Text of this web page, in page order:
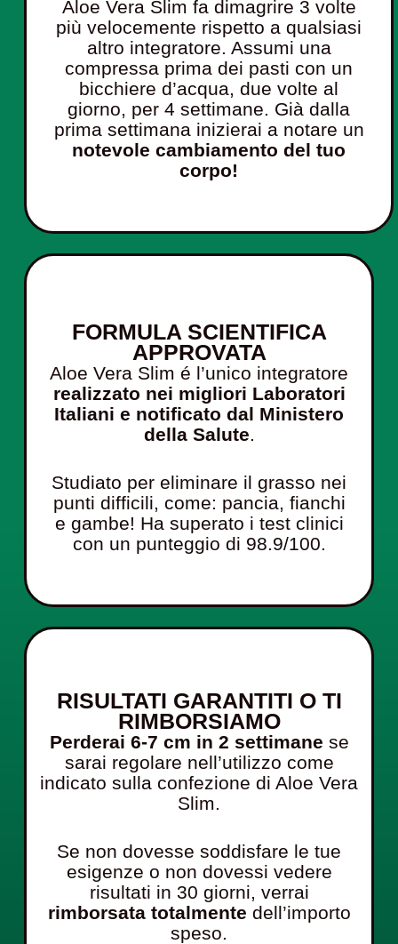
Aloe Vera Slim fa dimagrire 3 volte
più velocemente rispetto a qualsiasi
altro integratore. Assumi una
compressa prima dei pasti con un
bicchiere d’acqua, due volte al
giorno, per 4 settimane. Già dalla
prima settimana inizierai a notare un
notevole cambiamento del tuo
corpo!
FORMULA SCIENTIFICA
APPROVATA
Aloe Vera Slim é l’unico integratore
realizzato nei migliori Laboratori
Italiani e notificato dal Ministero
della Salute
Studiato per eliminare il grasso nei
punti difficili, come: pancia, fianchi
e gambe! Ha superato i test clinici
con un punteggio di 98.9/100.
RISULTATI GARANTITI O TI
RIMBORSIAMO
Perderai 6-7 cm in 2 settimane se
sarai regolare nell’utilizzo come
indicato sulla confezione di Aloe Vera
Slim.
Se non dovesse soddisfare le tue
esigenze o non dovessi vedere
risultati in 30 giorni, verrai
rimborsata totalmente dell’importo
speso.